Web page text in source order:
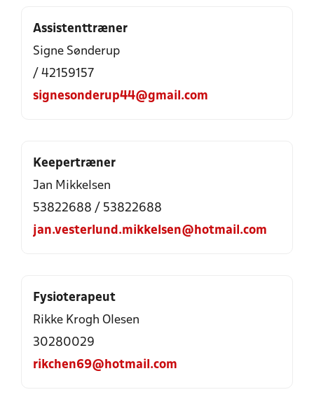
Assistenttræner
Signe Sønderup
/ 42159157
signesonderup44@gmail.com
Keepertræner
Jan Mikkelsen
53822688 / 53822688
jan.vesterlund.mikkelsen@hotmail.com
Fysioterapeut
Rikke Krogh Olesen
30280029
rikchen69@hotmail.com